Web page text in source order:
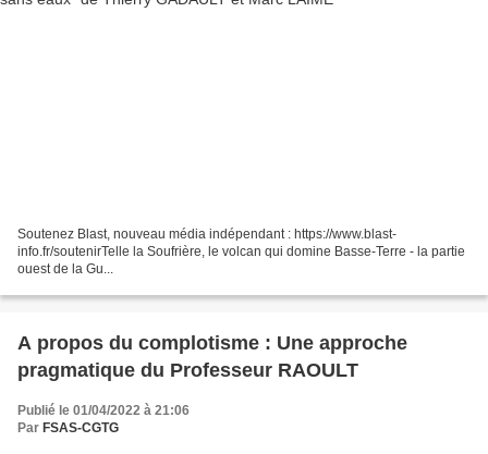
Soutenez Blast, nouveau média indépendant : https://www.blast-
info.fr/soutenirTelle la Soufrière, le volcan qui domine Basse-Terre - la partie
ouest de la Gu...
A propos du complotisme : Une approche
pragmatique du Professeur RAOULT
Publié le 01/04/2022 à 21:06
Par FSAS-CGTG